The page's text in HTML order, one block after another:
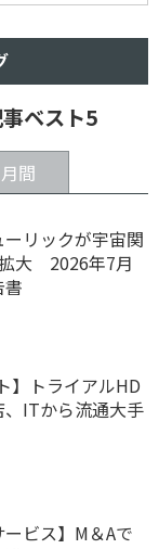
ベスト5
月間
リックが宇宙関
大 2026年7月
書
】トライアルHD
、ITから流通大手
ービス】M＆Aで